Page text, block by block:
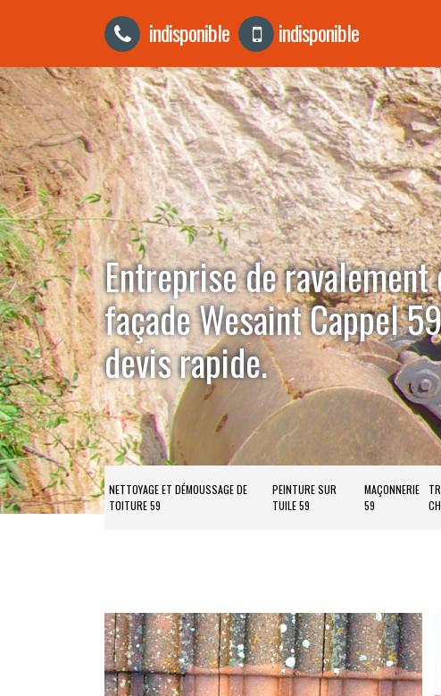
indisponible indisponible
Entreprise de ravalement
façade Wesaint Cappel
devis rapide.
NETTOYAGE ET DÉMOUSSAGE DE
TOITURE 59
PEINTURE SUR
TUILE 59
MAÇONNERIE
59